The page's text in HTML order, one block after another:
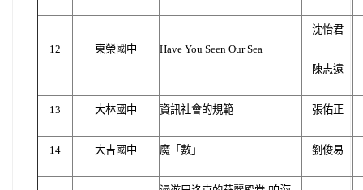
12 東榮國中 Have You Seen Our Sea
沈怡君
陳志遠
13 大林國中 資訊社會的規範 張佑正
14 大吉國中 魔「數」 劉俊易